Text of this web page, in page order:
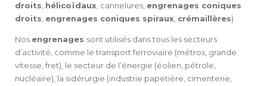
droits hélicoïdaux , cannelures, engrenages coniques
droits engrenages coniques spiraux crémaillères)
Nos engrenages sont utilisés dans tous les secteurs
d’activité, comme le transport ferroviaire (métros, grande
vitesse, fret), le secteur de l’énergie (éolien, pétrole,
nucléaire), la sidérurgie (industrie papetière, cimenterie,